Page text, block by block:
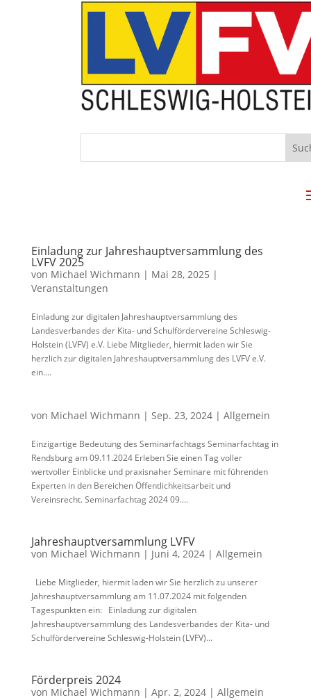
Einladung zur Jahreshauptversammlung des
LVFV 2025
von Michael Wichmann | Mai 28, 2025 |
Veranstaltungen
Einladung zur digitalen Jahreshauptversammlung des
Landesverbandes der Kita- und Schulfördervereine Schleswig-
Holstein (LVFV) e.V. Liebe Mitglieder, hiermit laden wir Sie
herzlich zur digitalen Jahreshauptversammlung des LVFV e.V.
ein....
von Michael Wichmann | Sep. 23, 2024| Allgemein
Einzigartige Bedeutung des Seminarfachtags Seminarfachtag in
Rendsburg am 09.11.2024 Erleben Sie einen Tag voller
wertvoller Einblicke und praxisnaher Seminare mit führenden
Experten in den Bereichen Öffentlichkeitsarbeit und
Vereinsrecht. Seminarfachtag 2024 09....
Jahreshauptversammlung LVFV
von Michael Wichmann | Juni 4, 2024| Allgemein
Liebe Mitglieder, hiermit laden wir Sie herzlich zu unserer
Jahreshauptversammlung am 11.07.2024 mit folgenden
Tagespunkten ein: Einladung zur digitalen
Jahreshauptversammlung des Landesverbandes der Kita- und
Schulfördervereine Schleswig-Holstein (LVFV)...
Förderpreis 2024
von Michael Wichmann | Apr. 2, 2024| Allgemein